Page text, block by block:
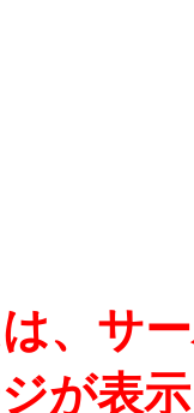
、サ
が表